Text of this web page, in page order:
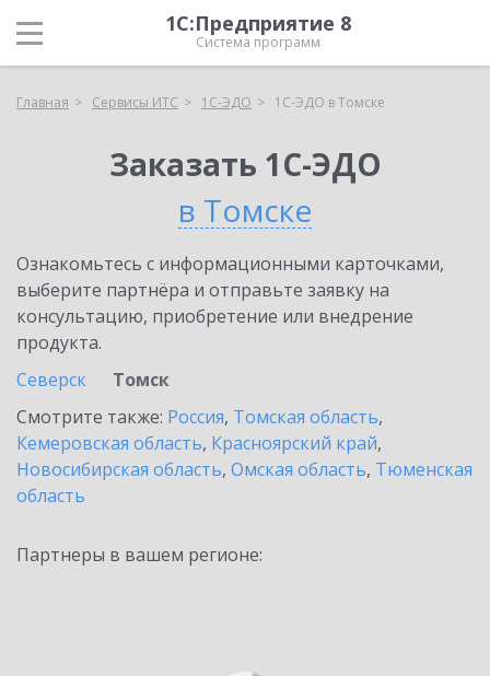
1С:Предприятие 8
Система программ
Главная Сервисы ИТС 1С-ЭДО 1С-ЭДО в Томске
Заказать 1С-ЭДО
в Томске
Ознакомьтесь с информационными карточками,
выберите партнёра и отправьте заявку на
консультацию, приобретение или внедрение
продукта.
Северск
Томск
Смотрите также: Россия, Томская область,
Кемеровская область, Красноярский край,
Новосибирская область, Омская область, Тюменская
область
Партнеры в вашем регионе: